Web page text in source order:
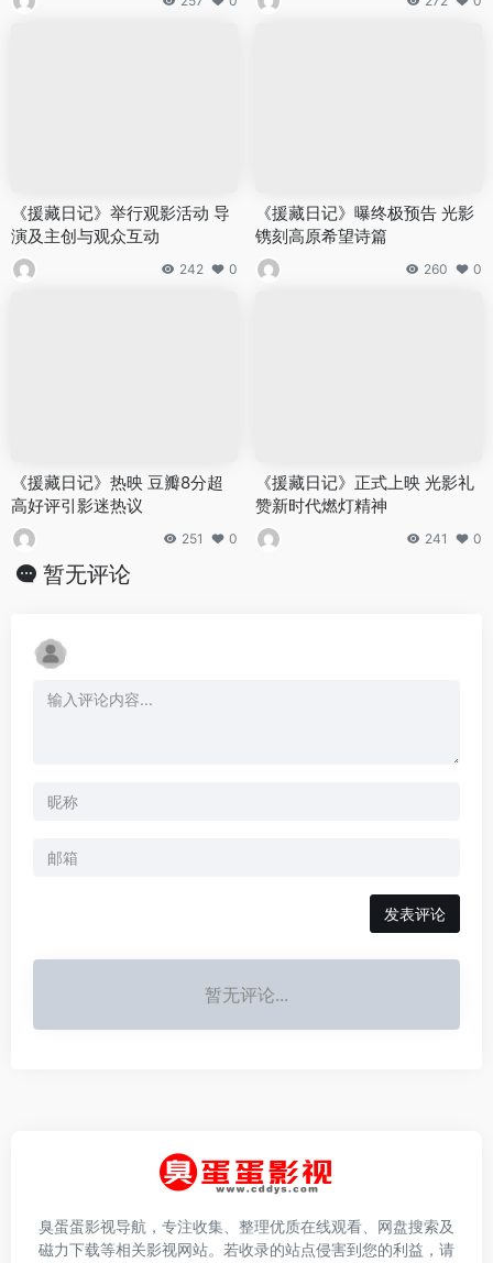
《援藏日记》举行观影活动 导
演及主创与观众互动
242 0
《援藏日记》曝终极预告 光影
镌刻高原希望诗篇
260 0
《援藏日记》热映 豆瓣8分超
高好评引影迷热议
251 0
《援藏日记》正式上映 光影礼
赞新时代燃灯精神
241 0
暂无评论
发表评论
暂无评论...
臭蛋蛋影视导航，专注收集、整理优质在线观看、网盘搜索及
磁力下载等相关影视网站。若收录的站点侵害到您的利益，请